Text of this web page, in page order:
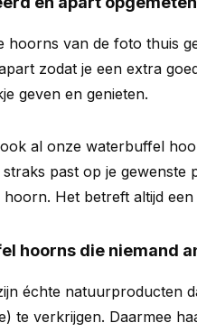
hoorns van de foto thuis
zodat je een extra
geven en genieten.
al onze waterbuffel
past op je gewenste
hoorn. Het betreft altijd
hoorns die niemand
échte natuurproducten
te verkrijgen. Daarmee